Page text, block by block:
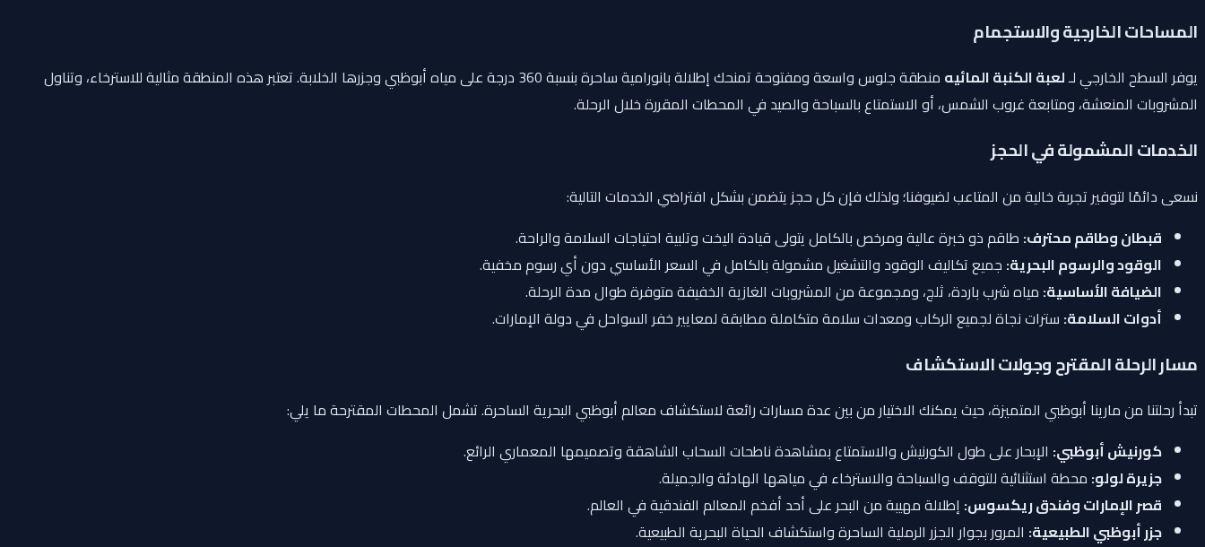
المساحات الخارجية والاستجمام
يوفر السطح الخارجي لـلعبة الكنبة المائيه
منطقة جلوس واسعة ومفتوحة تمنحك إطلالة بانورامية ساحرة بنسبة 360 درجة على مياه أبوظبي وجزرها الخلابة. تعتبر هذه المنطقة مثالية للاسترخاء، وتناول
المشروبات المنعشة، ومتابعة غروب الشمس، أو الاستمتاع بالسباحة والصيد في المحطات المقررة خلال الرحلة.
الخدمات المشمولة في الحجز
نسعى دائمًا لتوفير تجربة خالية من المتاعب لضيوفنا؛ ولذلك فإن كل حجز يتضمن بشكل افتراضي الخدمات التالية:
قبطان وطاقم محترف: طاقم ذو خبرة عالية ومرخص بالكامل يتولى قيادة اليخت وتلبية احتياجات السلامة والراحة.
الوقود والرسوم البحرية: جميع تكاليف الوقود والتشغيل مشمولة بالكامل في السعر الأساسي دون أي رسوم مخفية.
الضيافة الأساسية: مياه شرب باردة، ثلج، ومجموعة من المشروبات الغازية الخفيفة متوفرة طوال مدة الرحلة.
أدوات السلامة: سترات نجاة لجميع الركاب ومعدات سلامة متكاملة مطابقة لمعايير خفر السواحل في دولة الإمارات.
مسار الرحلة المقترح وجولات الاستكشاف
تبدأ رحلتنا من مارينا أبوظبي المتميزة، حيث يمكنك الاختيار من بين عدة مسارات رائعة لاستكشاف معالم أبوظبي البحرية الساحرة. تشمل المحطات المقترحة ما يلي:
كورنيش أبوظبي: الإبحار على طول الكورنيش والاستمتاع بمشاهدة ناطحات السحاب الشاهقة وتصميمها المعماري الرائع.
جزيرة لولو: محطة استثنائية للتوقف والسباحة والاسترخاء في مياهها الهادئة والجميلة.
قصر الإمارات وفندق ريكسوس: إطلالة مهيبة من البحر على أحد أفخم المعالم الفندقية في العالم.
جزر أبوظبي الطبيعية: المرور بجوار الجزر الرملية الساحرة واستكشاف الحياة البحرية الطبيعية.